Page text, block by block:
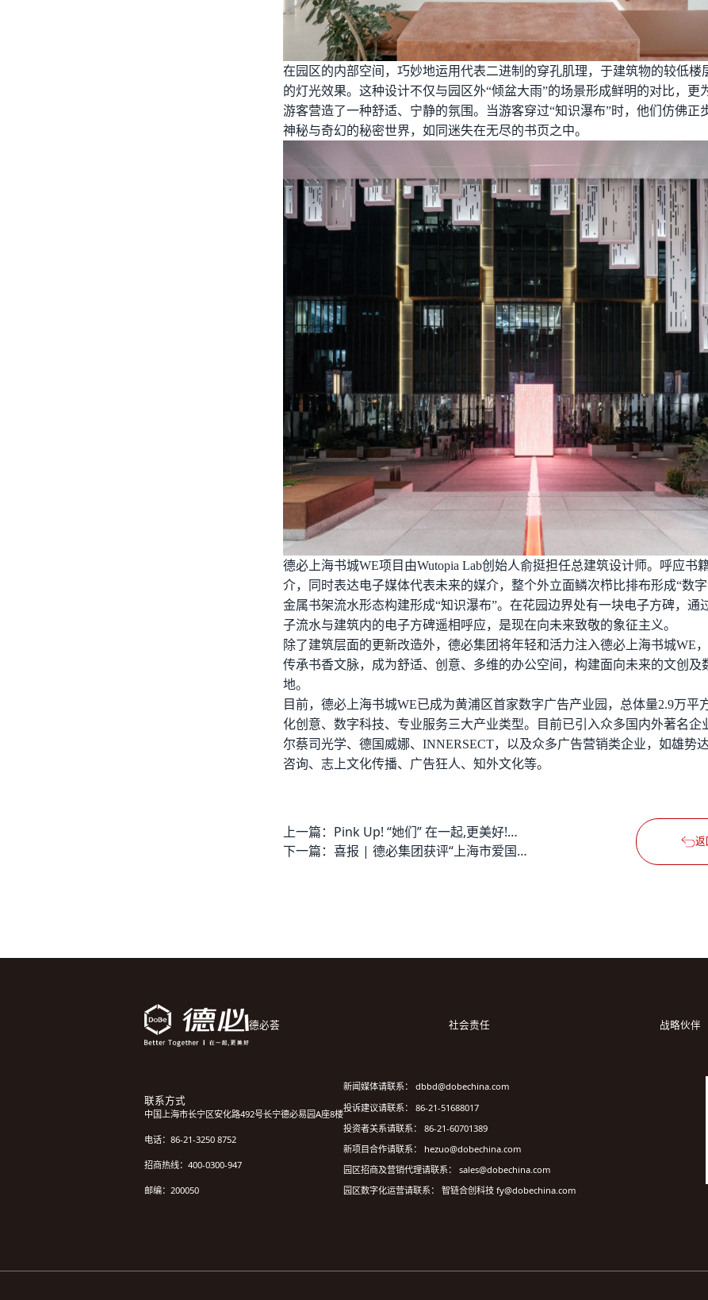
在园区的内部空间，巧妙地运用代表二进制的穿孔肌理，于建筑物的较低楼
的灯光效果。这种设计不仅与园区外“倾盆大雨”的场景形成鲜明的对比，更
游客营造了一种舒适、宁静的氛围。当游客穿过“知识瀑布”时，他们仿佛正
神秘与奇幻的秘密世界，如同迷失在无尽的书页之中。
德必上海书城WE项目由Wutopia Lab创始人俞挺担任总建筑设计师。呼应书
介，同时表达电子媒体代表未来的媒介，整个外立面鳞次栉比排布形成“数字
金属书架流水形态构建形成“知识瀑布”。在花园边界处有一块电子方碑，通
子流水与建筑内的电子方碑遥相呼应，是现在向未来致敬的象征主义。
除了建筑层面的更新改造外， 德必集团将年轻和活力注入德必上海书城WE
传承书香文脉，成为舒适、创意、多维的办公空间，构建面向未来的文创及
地。
目前，德必上海书城WE已成为黄浦区首家数字广告产业园，总体量2.9万平
化创意、数字科技、专业服务三大产业类型。目前已引入众多国内外著名企
尔蔡司光学、德国威娜、INNERSECT，以及众多广告营销类企业，如雄势
咨询、志上文化传播、广告狂人、知外文化等。
上一篇：
Pink Up! “她们” 在一起,更美好!〡德必女企业家私享会圆满举行
下一篇：
喜报 | 德必集团获评“上海市爱国拥军模范单位”荣誉称号
返
德必荟 社会责任 战略伙伴
联系方式
中国上海市长宁区安化路492号长宁德必易园A座8楼
电话：86-21-3250 8752
招商热线：400-0300-947
邮编：200050
新闻媒体请联系： dbbd@dobechina.com
投诉建议请联系： 86-21-51688017
投资者关系请联系： 86-21-60701389
新项目合作请联系： hezuo@dobechina.com
园区招商及营销代理请联系： sales@dobechina.com
园区数字化运营请联系： 智链合创科技 fy@dobechina.com